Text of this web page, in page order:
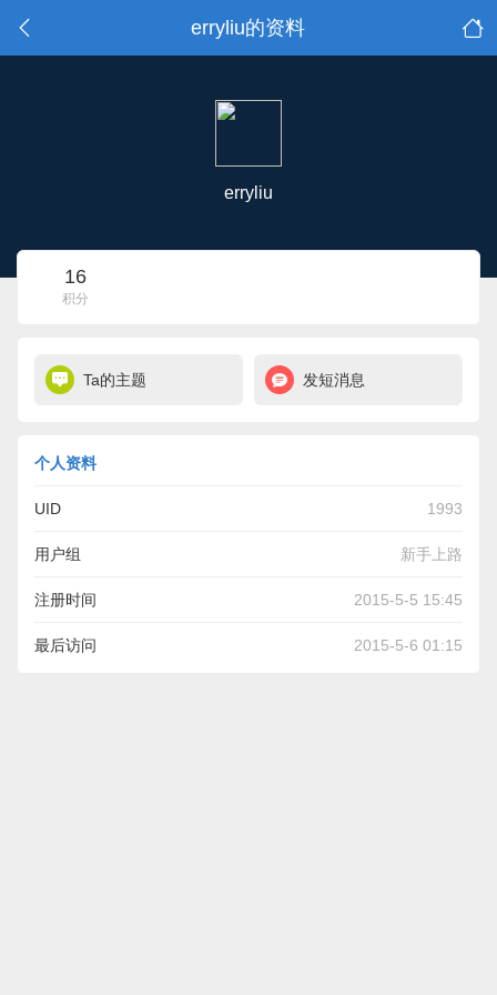
erryliu的资料
erryliu
16
积分
Ta的主题 发短消息
个人资料
UID 1993
用户组 新手上路
注册时间 2015-5-5 15:45
最后访问 2015-5-6 01:15